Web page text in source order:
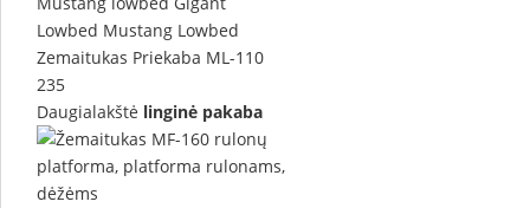
Daugialakštė linginė pakaba